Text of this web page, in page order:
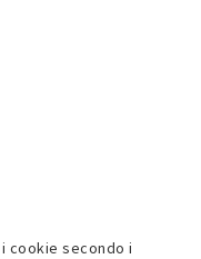
cookie secondo i